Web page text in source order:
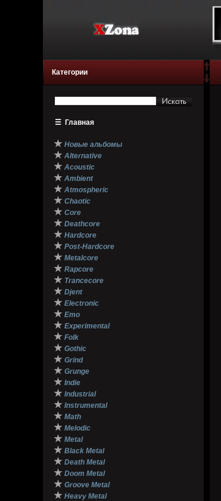
Категории
☰ Главная
★ Новые альбомы
★ Alternative
★ Acoustic
★ Ambient
★ Atmospheric
★ Chaotic
★ Core
★ Deathcore
★ Hardcore
★ Post-Hardcore
★ Metalcore
★ Rapcore
★ Trancecore
★ Djent
★ Electronic
★ Emo
★ Experimental
★ Folk
★ Gothic
★ Grind
★ Grunge
★ Indie
★ Industrial
★ Instrumental
★ Math
★ Melodic
★ Metal
★ Black Metal
★ Death Metal
★ Doom Metal
★ Groove Metal
★ Heavy Metal